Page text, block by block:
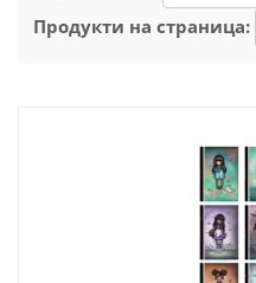
Продукти на страница: